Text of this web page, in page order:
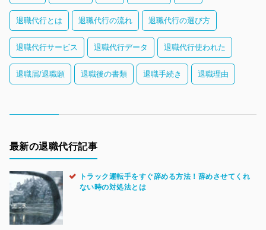
退職代行とは 退職代行の流れ 退職代行の選び方
退職代行サービス 退職代行データ 退職代行使われた
退職届/退職願 退職後の書類 退職手続き 退職理由
最新の退職代行記事
トラック運転手をすぐ辞める方法！辞めさせてくれ
ない時の対処法とは